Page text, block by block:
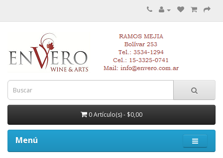
0 Artículo(s) - $0,00
Menú